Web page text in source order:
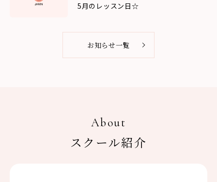
5月のレッスン日☆
お知らせ一覧
About
スクール紹介